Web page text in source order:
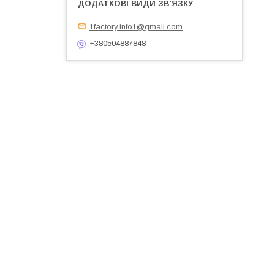
1factory.info1@gmail.com
+380504887848